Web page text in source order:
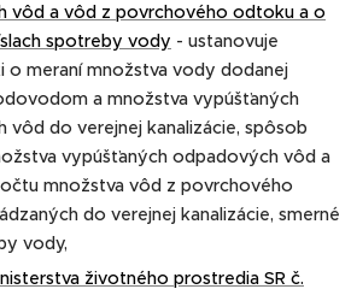
vôd a vôd z povrchového odtoku a o
spotreby vody - ustanovuje
o meraní množstva vody dodanej
a množstva vypúšťaných
vôd do verejnej kanalizácie, spôsob
vypúšťaných odpadových vôd a
množstva vôd z povrchového
do verejnej kanalizácie, smerné
vody,
životného prostredia SR č.